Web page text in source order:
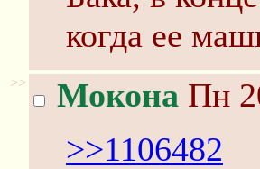
когда ее
>> Мокона Пн
>>1106482